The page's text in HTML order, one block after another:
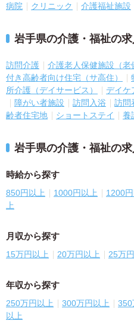
病院 クリニック 介護福祉施設
岩手県の介護・福祉の
訪問介護 介護老人保健施設（老
付き高齢者向け住宅（サ高住）
所介護（デイサービス）
デイケ
障がい者施設
訪問入浴 訪問
齢者住宅地
ショートステイ 養
岩手県の介護・福祉の
時給から探す
850円以上 1000円以上 1200
上
月収から探す
15万円以上 20万円以上 25万
年収から探す
250万円以上 300万円以上 350
以上